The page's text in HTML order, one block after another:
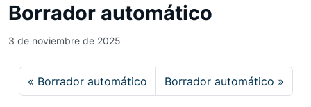
Borrador automático
3 de noviembre de 2025
Borrador automático Borrador automático